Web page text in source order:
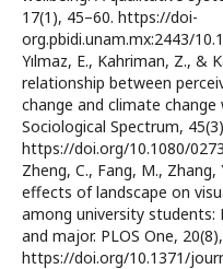
17(1), 45–60. https://doi-
org.pbidi.unam.mx:2443/
Yılmaz, E., Kahriman, Z., &
relationship between
change and climate
Sociological Spectrum,
https://doi.org/10.1080/
Zheng, C., Fang, M., Zhang,
effects of landscape on
among university students:
and major. PLOS One,
https://doi.org/10.1371/